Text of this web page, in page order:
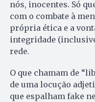
nós, inocentes. Só
com o combate à
própria ética e a
integridade
rede.
O que chamam de
de uma locução
que espalham fake